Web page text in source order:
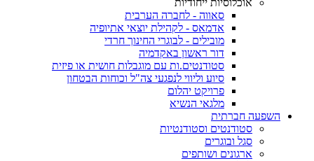
אוכלוסיות ייחודיות
סאווה - לחברה הערבית
אדמאס - לקהילת יוצאי אתיופיה
מובילים - לבוגרי החינוך חרדי
דור ראשון באקדמיה
סטודנטים.ות עם מוגבלות חושית או פיזית
סיוע וליווי לנפגעי צה"ל וכוחות הבטחון
פרויקט יהלום
מלגאי הנשיא
השפעה חברתית
סטודנטים וסטודנטיות
סגל ובוגרים
ארגונים ושותפים